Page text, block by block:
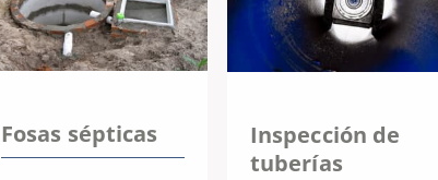
Fosas sépticas
Inspección de
tuberías